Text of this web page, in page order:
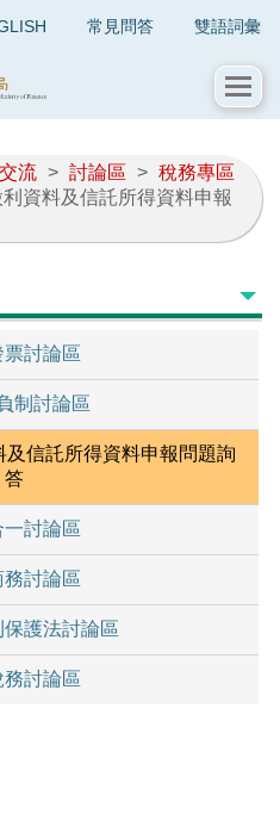
常見問答 雙語詞彙
流 > 討論區 > 稅務專區
資料及信託所得資料申報
票討論區
制討論區
信託所得資料申報問題詢
答
一討論區
務討論區
護法討論區
務討論區